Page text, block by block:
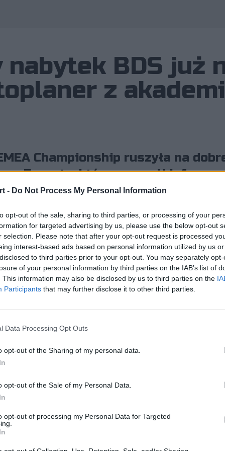
- Do Not Process My Personal Information
opt-out of the sale, sharing to third parties, or processing of your
for targeted advertising by us, please use the below opt-out
selection. Please note that after your opt-out request is processed
interest-based ads based on personal information utilized by us
to third parties prior to your opt-out. You may separately
of your personal information by third parties on the IAB’s list of
This information may also be disclosed by us to third parties on the
Participants that may further disclose it to other third parties.
Data Processing Opt Outs
opt-out of the Sharing of my personal data.
opt-out of the Sale of my Personal Data.
opt-out of processing my Personal Data for Targeted
BDS już
z
Championship ruszyła na
Esports, którzy zaczęli
Według nich znany jest już
na rzecz Koreańczyka?
o tym, że Team BDS robi rozeznanie na rynku w
Jedyną oficjalną wiadomością było to, że w zespole w
musiała znaleźć kogoś na pozycję dżunglera. Jak
w ekipie pożegnać ma się bowiem Joel "Irrelevant" Miro
Gomisa, ma zostać zmieniony przez Shina
LEC? Ma zgarnąć potencjalnie najsilniejszego ADC z LFL-
entuzjaści drugiego szczebla ligi koreańskiej.
jego koncie brak dużych osiągnięć, to był on uważany
Co ciekawe, 20-latek został wybrany podobno
Dong-hyeon. Ponadto organizacja rozważała
Sorokina z Karmine Corp Blue. Niewykluczone było